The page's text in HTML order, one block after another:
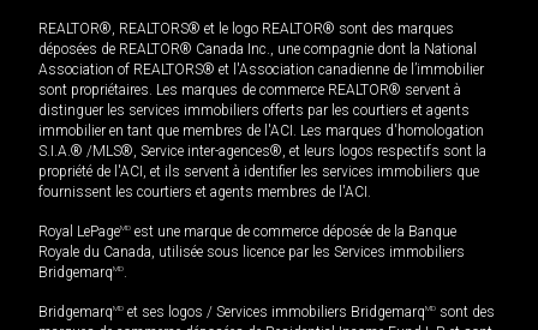
REALTOR®, REALTORS® et le logo REALTOR® sont des marques
déposées de REALTOR® Canada Inc., une compagnie dont la National
Association of REALTORS® et l'Association canadienne de l’immobilier
sont propriétaires. Les marques de commerce REALTOR® servent à
distinguer les services immobiliers offerts par les courtiers et agents
immobilier en tant que membres de l'ACI. Les marques d'homologation
S.I.A.® /MLS®, Service inter-agences®, et leurs logos respectifs sont la
propriété de l'ACI, et ils servent à identifier les services immobiliers que
fournissent les courtiers et agents membres de l'ACI.
Royal LePageMD est une marque de commerce déposée de la Banque
Royale du Canada, utilisée sous licence par les Services immobiliers
BridgemarqMD.
BridgemarqMD et ses logos / Services immobiliers BridgemarqMD sont des